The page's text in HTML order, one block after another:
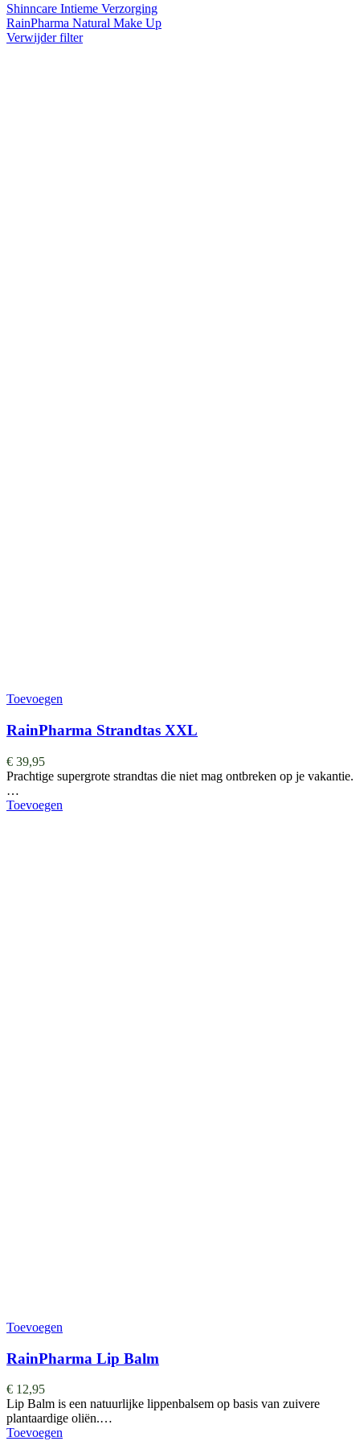
Shinncare Intieme Verzorging
RainPharma Natural Make Up
Verwijder filter
Toevoegen
RainPharma Strandtas XXL
€ 39,95
Prachtige supergrote strandtas die niet mag ontbreken op je vakantie.
…
Toevoegen
Toevoegen
RainPharma Lip Balm
€ 12,95
Lip Balm is een natuurlijke lippenbalsem op basis van zuivere
plantaardige oliën.…
Toevoegen